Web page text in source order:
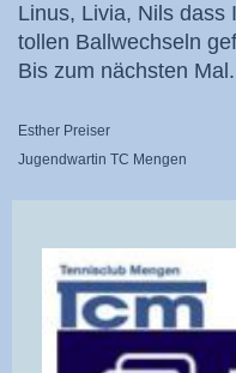
Linus, Livia, Nils dass
tollen Ballwechseln
Bis zum nächsten Mal.
Esther Preiser
Jugendwartin TC Mengen